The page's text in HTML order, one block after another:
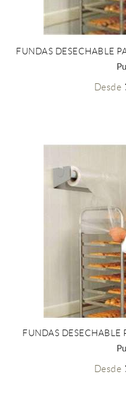
+
FUNDAS DESECHABLE
Desde
+
FUNDAS DESECHABLE
Desde